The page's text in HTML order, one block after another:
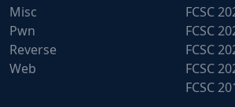
Misc
Pwn
Reverse
Web
FCSC
FCSC
FCSC
FCSC
FCSC